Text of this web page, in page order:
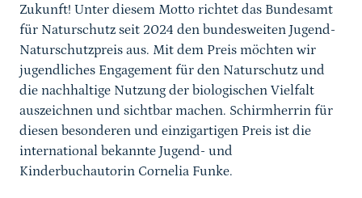
Zukunft! Unter diesem Motto richtet das Bundesamt
für Naturschutz seit 2024 den bundesweiten Jugend-
Naturschutzpreis aus. Mit dem Preis möchten wir
jugendliches Engagement für den Naturschutz und
die nachhaltige Nutzung der biologischen Vielfalt
auszeichnen und sichtbar machen. Schirmherrin für
diesen besonderen und einzigartigen Preis ist die
international bekannte Jugend- und
Kinderbuchautorin Cornelia Funke.